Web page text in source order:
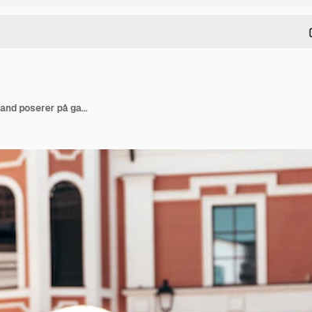
Flot, stilfuld hipster mand klædt i jeansjakke. Moderigtig mand poserer på gaden